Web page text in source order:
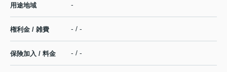
用途地域 -
権利金 / 雑費 - / -
保険加入 / 料金 - / -